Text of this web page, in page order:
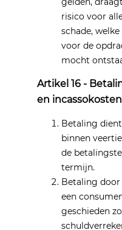
risico voor
schade,
voor de
mocht
Artikel 16 -
en incassokosten
Betaling
binnen
de
termijn.
Betaling
een
geschieden